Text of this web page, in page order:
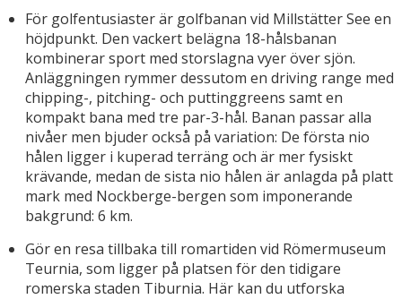
För golfentusiaster är golfbanan vid Millstätter See en
höjdpunkt. Den vackert belägna 18-hålsbanan
kombinerar sport med storslagna vyer över sjön.
Anläggningen rymmer dessutom en driving range med
chipping-, pitching- och puttinggreens samt en
kompakt bana med tre par-3-hål. Banan passar alla
nivåer men bjuder också på variation: De första nio
hålen ligger i kuperad terräng och är mer fysiskt
krävande, medan de sista nio hålen är anlagda på platt
mark med Nockberge-bergen som imponerande
bakgrund: 6 km.
Gör en resa tillbaka till romartiden vid Römermuseum
Teurnia, som ligger på platsen för den tidigare
romerska staden Tiburnia. Här kan du utforska